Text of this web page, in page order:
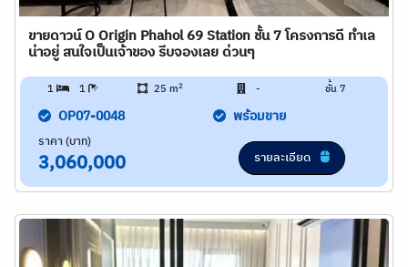
ขายดาวน์ O Origin Phahol 69 Station ชั้น 7 โครงการดี ทำเล
น่าอยู่ สนใจเป็นเจ้าของ รีบจองเลย ด่วนๆ
1 1 25 m2 - ชั้น 7
OP07-0048 พร้อมขาย
ราคา (บาท)
3,060,000 รายละเอียด